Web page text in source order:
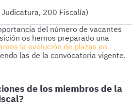
200 Fiscalía)
del número de vacantes
os hemos preparado una
la evolución de plazas en
las de la convocatoria vigente.
de los miembros de la